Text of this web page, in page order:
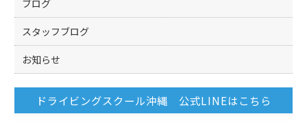
k
ブログ
スタッフブログ
お知らせ
ドライビングスクール沖縄 公式LINEはこちら